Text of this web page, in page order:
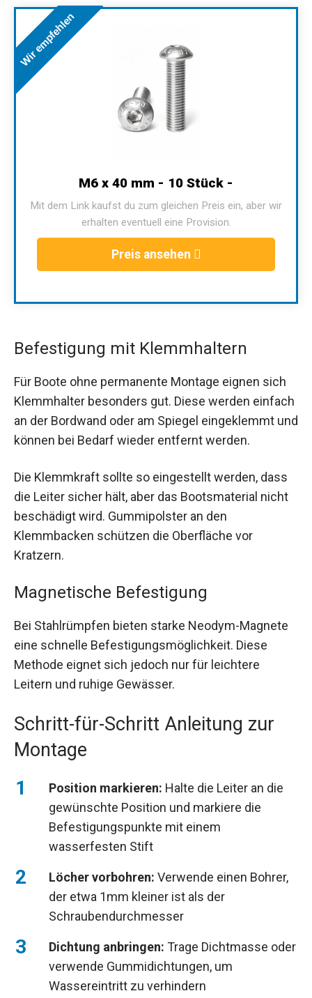
Wir empfehlen
M6 x 40 mm - 10 Stück -
Mit dem Link kaufst du zum gleichen Preis ein, aber wir
erhalten eventuell eine Provision.
Preis ansehen
Befestigung mit Klemmhaltern
Für Boote ohne permanente Montage eignen sich
Klemmhalter besonders gut. Diese werden einfach
an der Bordwand oder am Spiegel eingeklemmt und
können bei Bedarf wieder entfernt werden.
Die Klemmkraft sollte so eingestellt werden, dass
die Leiter sicher hält, aber das Bootsmaterial nicht
beschädigt wird. Gummipolster an den
Klemmbacken schützen die Oberfläche vor
Kratzern.
Magnetische Befestigung
Bei Stahlrümpfen bieten starke Neodym-Magnete
eine schnelle Befestigungsmöglichkeit. Diese
Methode eignet sich jedoch nur für leichtere
Leitern und ruhige Gewässer.
Schritt-für-Schritt Anleitung zur
Montage
Position markieren: Halte die Leiter an die
gewünschte Position und markiere die
Befestigungspunkte mit einem
wasserfesten Stift
Löcher vorbohren: Verwende einen Bohrer,
der etwa 1mm kleiner ist als der
Schraubendurchmesser
Dichtung anbringen: Trage Dichtmasse oder
verwende Gummidichtungen, um
Wassereintritt zu verhindern